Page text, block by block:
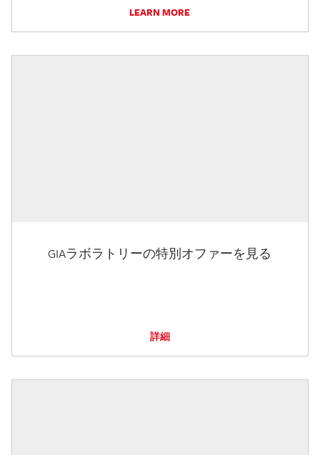
LEARN MORE
GIAラボラトリーの特別オファーを見る
詳細